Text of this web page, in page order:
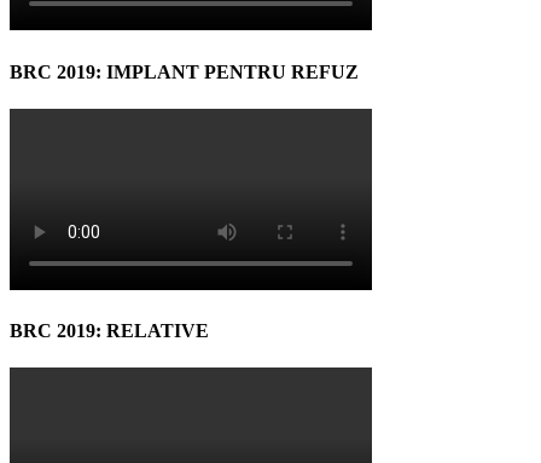
BRC 2019: IMPLANT PENTRU REFUZ
BRC 2019: RELATIVE